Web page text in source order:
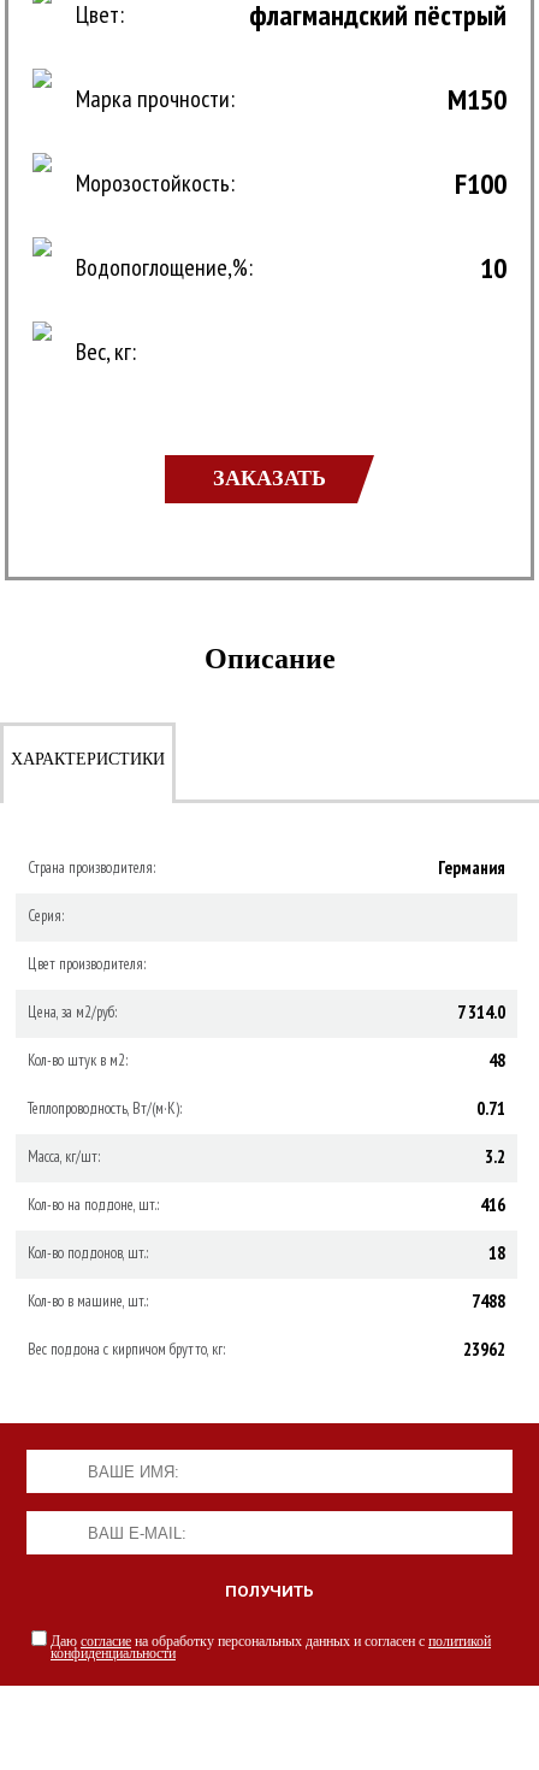
Цвет: флагмандский пёстрый
Марка прочности: M150
Морозостойкость: F100
Водопоглощение,%: 10
Вес, кг:
ЗАКАЗАТЬ
Описание
ХАРАКТЕРИСТИКИ
Страна производителя: Германия
Серия:
Цвет производителя:
Цена, за м2/руб: 7 314.0
Кол-во штук в м2: 48
Теплопроводность, Вт/(м·К): 0.71
Масса, кг/шт: 3.2
Кол-во на поддоне, шт.: 416
Кол-во поддонов, шт.: 18
Кол-во в машине, шт.: 7488
Вес поддона с кирпичом брутто, кг: 23962
Даю согласие на обработку персональных данных и согласен с политикой
конфиденциальности